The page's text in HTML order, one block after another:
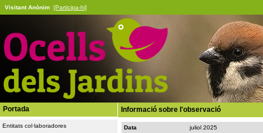
Visitant Anònim [Participa-hi]
Portada
Entitats col·laboradores
Informació sobre l'observació
Data
juliol 2025